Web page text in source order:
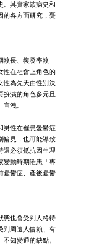
。其實家族病史和
的各方面研究，憂
較長、復發率較
性在社會上角色的
性為先天由性別決
扮演的角色多元且
洩。
男性在罹患憂鬱症
偏見，也可能導致
還必須抵抗因生理
變動時期罹患「專
憂鬱症、產後憂鬱
態也會受到人格特
到周遭人信賴、有
知變通的缺點。